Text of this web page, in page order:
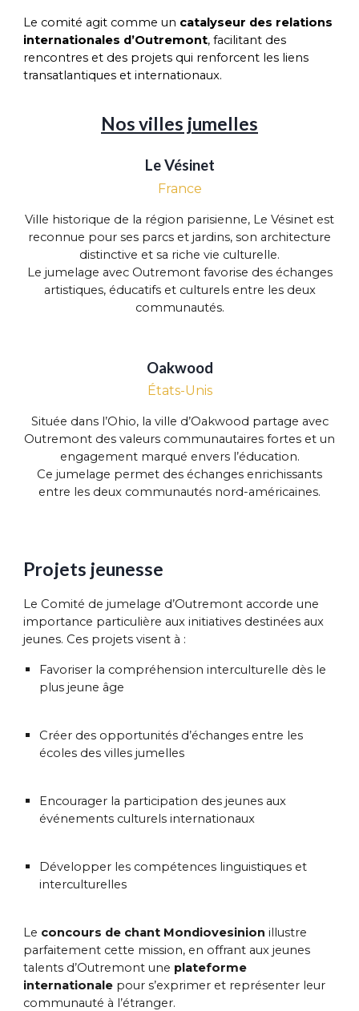
Le comité agit comme un catalyseur des relations
internationales d’Outremont, facilitant des
rencontres et des projets qui renforcent les liens
transatlantiques et internationaux.
Nos villes jumelles
Le Vésinet
France
Ville historique de la région parisienne, Le Vésinet est
reconnue pour ses parcs et jardins, son architecture
distinctive et sa riche vie culturelle.
Le jumelage avec Outremont favorise des échanges
artistiques, éducatifs et culturels entre les deux
communautés.
Oakwood
États-Unis
Située dans l’Ohio, la ville d’Oakwood partage avec
Outremont des valeurs communautaires fortes et un
engagement marqué envers l’éducation.
Ce jumelage permet des échanges enrichissants
entre les deux communautés nord-américaines.
Projets jeunesse
Le Comité de jumelage d’Outremont accorde une
importance particulière aux initiatives destinées aux
jeunes. Ces projets visent à :
Favoriser la compréhension interculturelle dès le
plus jeune âge
Créer des opportunités d’échanges entre les
écoles des villes jumelles
Encourager la participation des jeunes aux
événements culturels internationaux
Développer les compétences linguistiques et
interculturelles
Le concours de chant Mondiovesinionillustre
parfaitement cette mission, en offrant aux jeunes
talents d’Outremont une plateforme
internationale pour s’exprimer et représenter leur
communauté à l’étranger.